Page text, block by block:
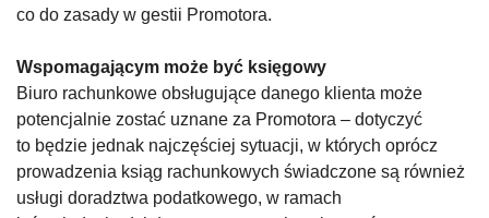
co do zasady w gestii Promotora.
Wspomagającym może być księgowy
Biuro rachunkowe obsługujące danego klienta może
potencjalnie zostać uznane za Promotora – dotyczyć
to będzie jednak najczęściej sytuacji, w których oprócz
prowadzenia ksiąg rachunkowych świadczone są również
usługi doradztwa podatkowego, w ramach